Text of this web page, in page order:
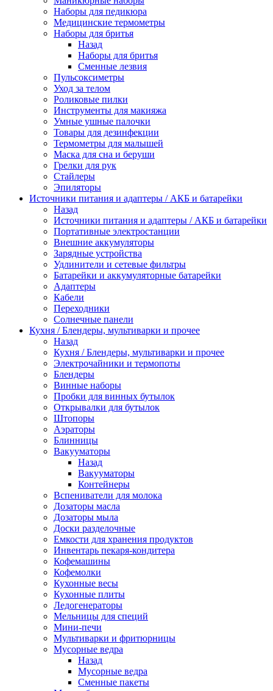
Наборы для педикюра
Медицинские термометры
Наборы для бритья
Назад
Наборы для бритья
Сменные лезвия
Пульсоксиметры
Уход за телом
Роликовые пилки
Инструменты для макияжа
Умные ушные палочки
Товары для дезинфекции
Термометры для малышей
Маска для сна и беруши
Грелки для рук
Стайлеры
Эпиляторы
Источники питания и адаптеры / АКБ и батарейки
Назад
Источники питания и адаптеры / АКБ и батарейки
Портативные электростанции
Внешние аккумуляторы
Зарядные устройства
Удлинители и сетевые фильтры
Батарейки и аккумуляторные батарейки
Адаптеры
Кабели
Переходники
Солнечные панели
Кухня / Блендеры, мультиварки и прочее
Назад
Кухня / Блендеры, мультиварки и прочее
Электрочайники и термопоты
Блендеры
Винные наборы
Пробки для винных бутылок
Открывалки для бутылок
Штопоры
Аэраторы
Блинницы
Вакууматоры
Назад
Вакууматоры
Контейнеры
Вспениватели для молока
Дозаторы масла
Дозаторы мыла
Доски разделочные
Емкости для хранения продуктов
Инвентарь пекаря-кондитера
Кофемашины
Кофемолки
Кухонные весы
Кухонные плиты
Ледогенераторы
Мельницы для специй
Мини-печи
Мультиварки и фритюрницы
Мусорные ведра
Назад
Мусорные ведра
Сменные пакеты